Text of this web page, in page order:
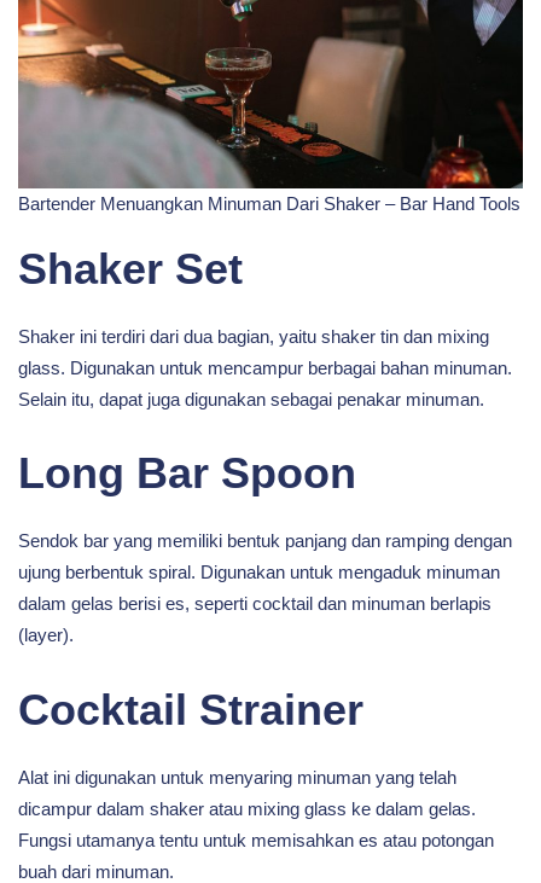
Bartender Menuangkan Minuman Dari Shaker – Bar Hand Tools
Shaker Set
Shaker ini terdiri dari dua bagian, yaitu shaker tin dan mixing
glass. Digunakan untuk mencampur berbagai bahan minuman.
Selain itu, dapat juga digunakan sebagai penakar minuman.
Long Bar Spoon
Sendok bar yang memiliki bentuk panjang dan ramping dengan
ujung berbentuk spiral. Digunakan untuk mengaduk minuman
dalam gelas berisi es, seperti cocktail dan minuman berlapis
(layer).
Cocktail Strainer
Alat ini digunakan untuk menyaring minuman yang telah
dicampur dalam shaker atau mixing glass ke dalam gelas.
Fungsi utamanya tentu untuk memisahkan es atau potongan
buah dari minuman.